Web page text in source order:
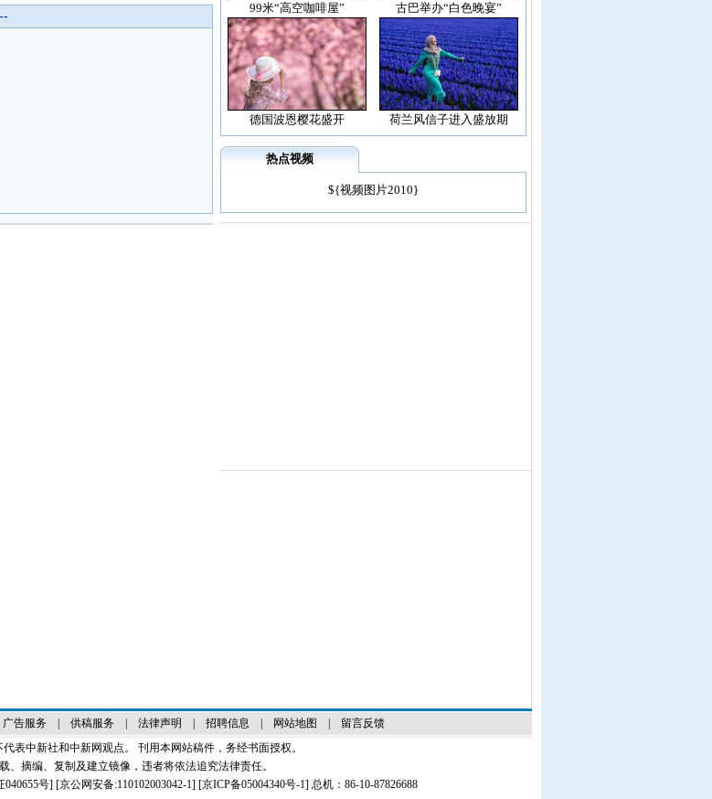
99米“高空咖啡屋” 古巴举办“白色晚宴”
德国波恩樱花盛开 荷兰风信子进入盛放期
热点视频
${视频图片2010}
广告服务| 供稿服务| 法律声明 招聘信息 网站地图
留言反馈
表中新社和中新网观点。 刊用本网站稿件，务经书面授权。
、摘编、复制及建立镜像，违者将依法追究法律责任。
040655号] [京公网安备:110102003042-1] [京ICP备05004340号-1] 总机：86-10-87826688